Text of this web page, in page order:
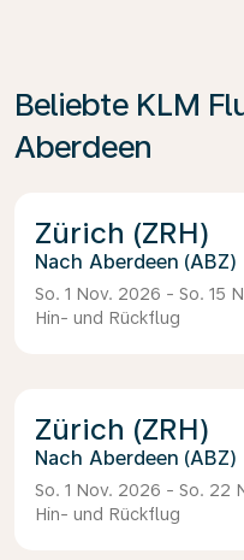
Beliebte KLM
Aberdeen
Zürich (ZRH)
Aberdeen (ABZ)
So. 1 Nov. 2026 - So. 15
Hin- und Rückflug
Zürich (ZRH)
Aberdeen (ABZ)
So. 1 Nov. 2026 - So. 22
Hin- und Rückflug